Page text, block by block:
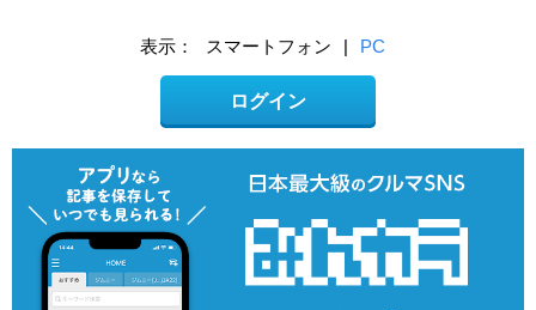
表示： スマートフォン | PC
ログイン